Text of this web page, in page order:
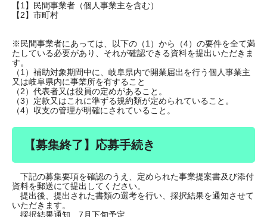
【1】民間事業者（個人事業主を含む）
【2】市町村
※民間事業者にあっては、以下の（1）から（4）の要件を全て満
たしている必要があり、それが確認できる資料を提出いただきま
す。
（1）補助対象期間中に、岐阜県内で開業届出を行う個人事業主
又は岐阜県内に事業所を有すること
（2）代表者又は役員の定めがあること。
（3）定款又はこれに準ずる規約類が定められていること。
（4）収支の管理が明確にされていること。
【募集終了】応募手続き
下記の募集要項を確認のうえ、定められた事業提案書及び添付
資料を郵送にて提出してください。
提出後、提出された書類の選考を行い、採択結果を通知させて
いただきます。
採択結果通知 7月下旬予定